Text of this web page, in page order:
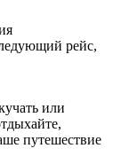
рейс,
или
путешествие